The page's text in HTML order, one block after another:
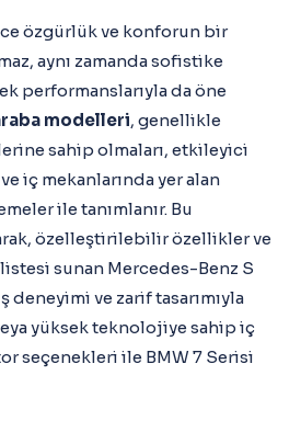
özgürlük ve konforun bir
aynı zamanda sofistike
performanslarıyla da öne
modelleri, genellikle
sahip olmaları, etkileyici
iç mekanlarında yer alan
ile tanımlanır. Bu
özelleştirilebilir özellikler ve
sunan Mercedes-Benz S
deneyimi ve zarif tasarımıyla
yüksek teknolojiye sahip iç
seçenekleri ile BMW 7 Serisi